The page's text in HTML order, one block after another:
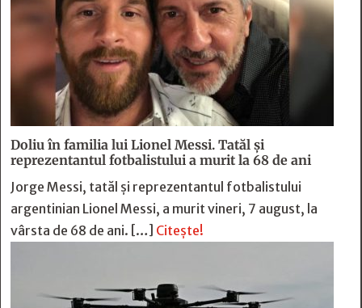
Doliu în familia lui Lionel Messi. Tatăl și
reprezentantul fotbalistului a murit la 68 de ani
Jorge Messi, tatăl și reprezentantul fotbalistului
argentinian Lionel Messi, a murit vineri, 7 august, la
vârsta de 68 de ani. […] Citește!